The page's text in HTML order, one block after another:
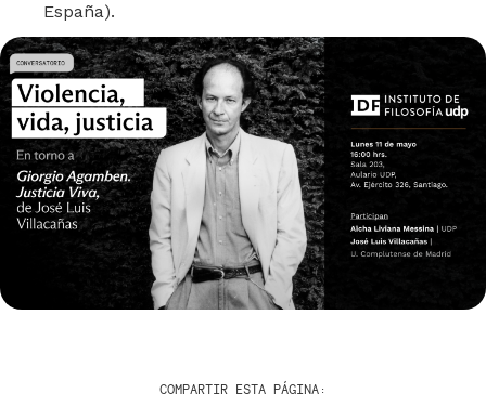
España).
COMPARTIR ESTA PÁGINA: